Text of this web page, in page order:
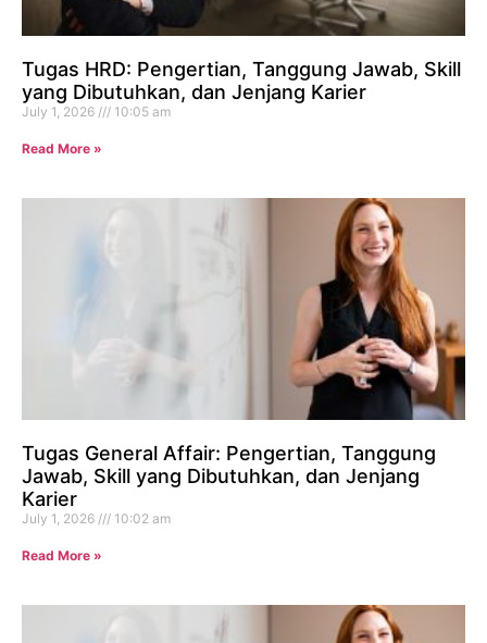
Tugas HRD: Pengertian, Tanggung Jawab, Skill
yang Dibutuhkan, dan Jenjang Karier
July 1, 2026 10:05 am
Read More »
Tugas General Affair: Pengertian, Tanggung
Jawab, Skill yang Dibutuhkan, dan Jenjang
Karier
July 1, 2026 10:02 am
Read More »